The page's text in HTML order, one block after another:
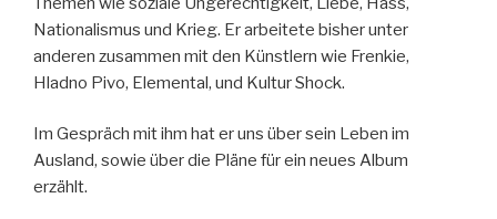
Nationalismus und Krieg. Er arbeitete bisher unter
anderen zusammen mit den Künstlern wie Frenkie,
Hladno Pivo, Elemental, und Kultur Shock.
Im Gespräch mit ihm hat er uns über sein Leben im
Ausland, sowie über die Pläne für ein neues Album
erzählt.